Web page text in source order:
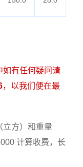
如有任何疑问请
，以我们便在最
方）和重量
计算收费，长